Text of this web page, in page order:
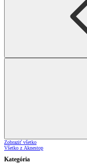
Zobraziť všetko
Všetko z Aknestop
Kategória